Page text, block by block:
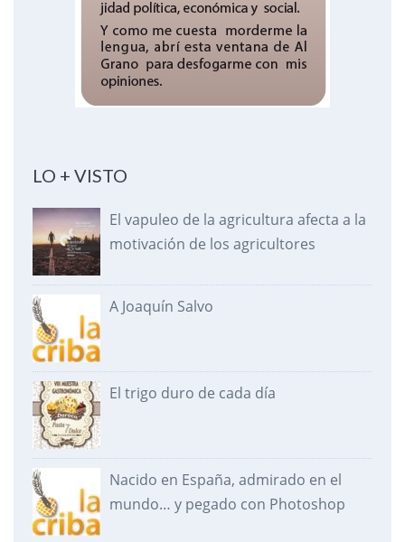
LO + VISTO
El vapuleo de la agricultura afecta a la
motivación de los agricultores
A Joaquín Salvo
El trigo duro de cada día
Nacido en España, admirado en el
mundo… y pegado con Photoshop